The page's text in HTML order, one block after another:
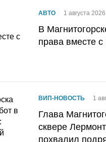
АВТО 1 августа 2026
В
права вместе с
ВИП-НОВОСТЬ 1
Глава
сквере
похвалил